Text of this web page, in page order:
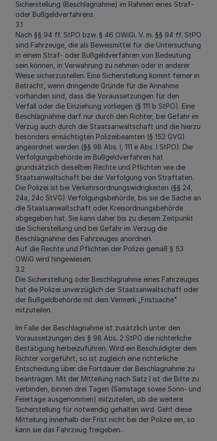
Sicherstellung (Beschlagnahme) im Rahmen eines Straf-
oder Bußgeldverfahrens
3.1
Nach §§ 94 ff. StPO bzw. § 46 OWiGi. V. m. §§ 94 ff. StPO
sind Fahrzeuge, die als Beweismittel für die Untersuchung
in einem Straf- oder Bußgeldverfahren von Bedeutung
sein können, in Verwahrung zu nehmen oder in anderer
Weise sicherzustellen. Eine Sicherstellung kommt ferner in
Betracht, wenn dringende Gründe für die Annahme
vorhanden sind, dass die Voraussetzungen für den
Verfall oder die Einziehung vorliegen (§ 111 b StPO). Eine
Beschlagnahme darf nur durch den Richter, bei Gefahr im
Verzug auch durch die Staatsanwaltschaft und die hierzu
besonders ermächtigten Polizeibeamten (§ 152 GVG)
angeordnet werden (§§ 98 Abs. l, 111 e Abs. l StPO). Die
Verfolgungsbehörde im Bußgeldverfahren hat
grundsätzlich dieselben Rechte und Pflichten wie die
Staatsanwaltschaft bei der Verfolgung von Straftaten.
Die Polizei ist bei Verkehrsordnungswidrigkeiten (§§ 24,
24a, 24c StVG) Verfolgungsbehörde, bis sie die Sache an
die Staatsanwaltschaft oder Kreisordnungsbehörde
abgegeben hat. Sie kann daher bis zu diesem Zeitpunkt
die Sicherstellung und bei Gefahr im Verzug die
Beschlagnahme des Fahrzeuges anordnen.
Auf die Rechte und Pflichten der Polizei gemäß § 53
OWiG wird hingewiesen.
3.2
Die Sicherstellung oder Beschlagnahme eines Fahrzeuges
hat die Polizei unverzüglich der Staatsanwaltschaft oder
der Bußgeldbehörde mit dem Vermerk „Fristsache"
mitzuteilen.
Im Falle der Beschlagnahme ist zusätzlich unter den
Voraussetzungen des § 98 Abs. 2 StPO die richterliche
Bestätigung herbeizuführen. Wird ein Beschuldigter dem
Richter vorgeführt, so ist zugleich eine richterliche
Entscheidung über die Fortdauer der Beschlagnahme zu
beantragen. Mit der Mitteilung nach Satz l ist die Bitte zu
verbinden, binnen drei Tagen (Samstage sowie Sonn- und
Feiertage ausgenommen) mitzuteilen, ob die weitere
Sicherstellung für notwendig gehalten wird. Geht diese
Mitteilung innerhalb der Frist nicht bei der Polizei ein, so
kann sie das Fahrzeug freigeben.